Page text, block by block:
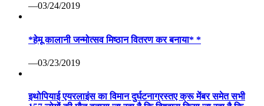
—03/24/2019
*हेमू कालानी जन्मोत्सव मिष्ठान वितरण कर बनाया* *
—03/23/2019
इथोपियाई एयरलाइंस का विमान दुर्घटनाग्रस्तए क्रू मेंबर समेत सभी